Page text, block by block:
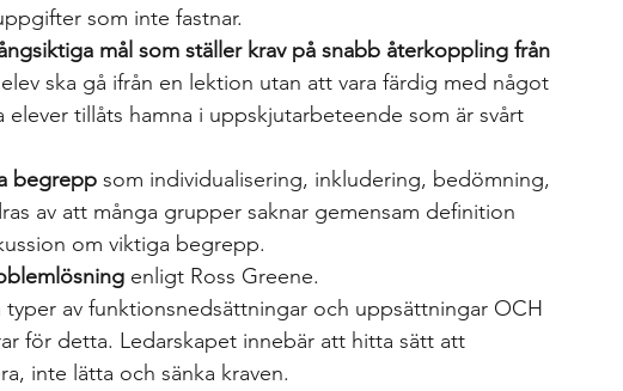
som inte fastnar.
mål som ställer krav på snabb återkoppling från
ska gå ifrån en lektion utan att vara färdig med något
tillåts hamna i uppskjutarbeteende som är svårt
begrepp som individualisering, inkludering, bedömning,
av att många grupper saknar gemensam definition
om viktiga begrepp.
enligt Ross Greene.
typer av funktionsnedsättningar och uppsättningar OCH
för detta. Ledarskapet innebär att hitta sätt att
inte lätta och sänka kraven.